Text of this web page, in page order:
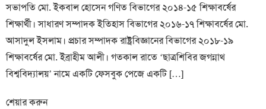
সভাপতি মো. ইকবাল হোসেন গণিত বিভাগের ২০১৪-১৫ শিক্ষাবর্ষের
শিক্ষার্থী। সাধারণ সম্পাদক ইতিহাস বিভাগের ২০১৬-১৭ শিক্ষাবর্ষের মো.
আসাদুল ইসলাম। প্রচার সম্পাদক রাষ্ট্রবিজ্ঞানের বিভাগের ২০১৮-১৯
শিক্ষাবর্ষের মো. ইব্রাহীম আলী। গতকাল রাতে ‘ছাত্রশিবির জগন্নাথ
বিশ্ববিদ্যালয়’ নামে একটি ফেসবুক পেজে একটি […]
শেয়ার করুন